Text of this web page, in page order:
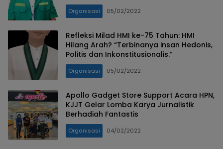
Organisasi 05/02/2022
Refleksi Milad HMI ke-75 Tahun: HMI
Hilang Arah? “Terbinanya insan Hedonis,
Politis dan Inkonstitusionalis.”
Organisasi 05/02/2022
Apollo Gadget Store Support Acara HPN,
KJJT Gelar Lomba Karya Jurnalistik
Berhadiah Fantastis
Organisasi 04/02/2022